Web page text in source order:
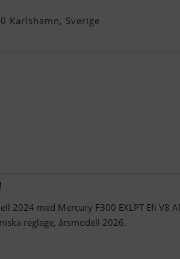
Karlshamn, Sverige
2024 med Mercury F300 EXLPT Efi V8
reglage, årsmodell 2026.